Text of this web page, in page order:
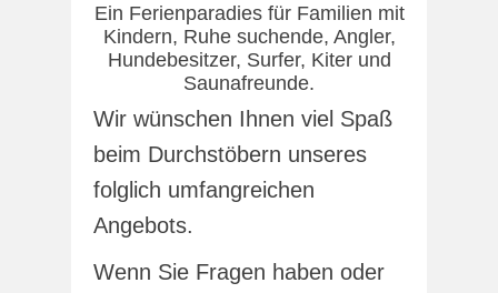
Ein Ferienparadies für Familien mit
Kindern, Ruhe suchende, Angler,
Hundebesitzer, Surfer, Kiter und
Saunafreunde.
Wir wünschen Ihnen viel Spaß
beim Durchstöbern unseres
folglich umfangreichen
Angebots.
Wenn Sie Fragen haben oder